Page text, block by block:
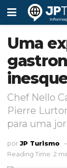
Uma
Chef Nello
Pierre
para uma
porJP Turismo
Reading Time: 2